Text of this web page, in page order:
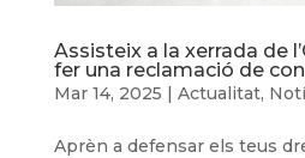
Assisteix a la xerrada de
fer una reclamació de
Mar 14, 2025 | Actualitat,
Aprèn a defensar els teus